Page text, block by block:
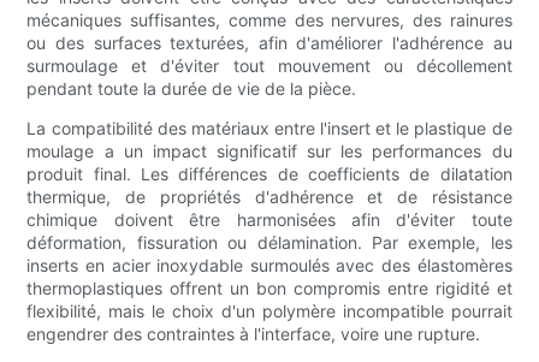
mécaniques suffisantes, comme des nervures, des rainures
ou des surfaces texturées, afin d'améliorer l'adhérence au
surmoulage et d'éviter tout mouvement ou décollement
pendant toute la durée de vie de la pièce.
La compatibilité des matériaux entre l'insert et le plastique de
moulage a un impact significatif sur les performances du
produit final. Les différences de coefficients de dilatation
thermique, de propriétés d'adhérence et de résistance
chimique doivent être harmonisées afin d'éviter toute
déformation, fissuration ou délamination. Par exemple, les
inserts en acier inoxydable surmoulés avec des élastomères
thermoplastiques offrent un bon compromis entre rigidité et
flexibilité, mais le choix d'un polymère incompatible pourrait
engendrer des contraintes à l'interface, voire une rupture.